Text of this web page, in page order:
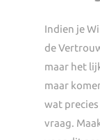
Indien je
de
maar het
maar
wat
vraag.